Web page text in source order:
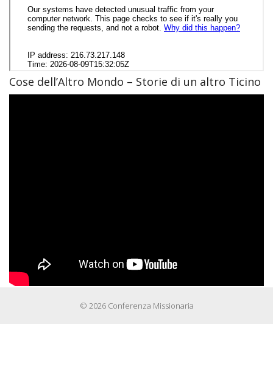
Cose dell’Altro Mondo – Storie di un altro Ticino
© 2026 Conferenza Missionaria